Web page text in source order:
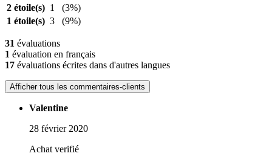
2 étoile(s) 1
(3%)
1 étoile(s) 3 (9%)
31 évaluations
1 évaluation en français
17 évaluations écrites dans d'autres langues
Afficher tous les commentaires-clients
Valentine
28 février 2020
Achat verifié